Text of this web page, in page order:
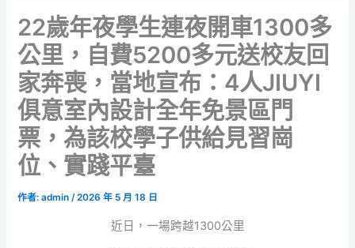
22歲年夜學生連夜開車1300多
公里，自費5200多元送校友回
家奔喪，當地宣布：4人JIUYI
俱意室內設計全年免景區門
票，為該校學子供給見習崗
位、實踐平臺
作者:admin/2026 年 5 月 18 日
近日，一場跨越1300公里